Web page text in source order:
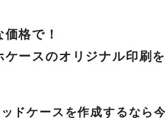
格で！
ケースのオリジナル印刷
ドケースを作成するなら